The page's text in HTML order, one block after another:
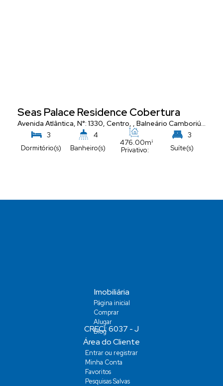
Seas Palace Residence Cobertura
Avenida Atlântica, N°: 1330, Centro , Balneário Camboriú,
3
Dormitório(s)
4
Banheiro(s) Privativo:
476.00m²
3
Suíte(s)
Imobiliária
Página inicial
Comprar
Alugar
Blog
Área do Cliente
Entrar ou registrar
Minha Conta
Favoritos
Pesquisas Salvas